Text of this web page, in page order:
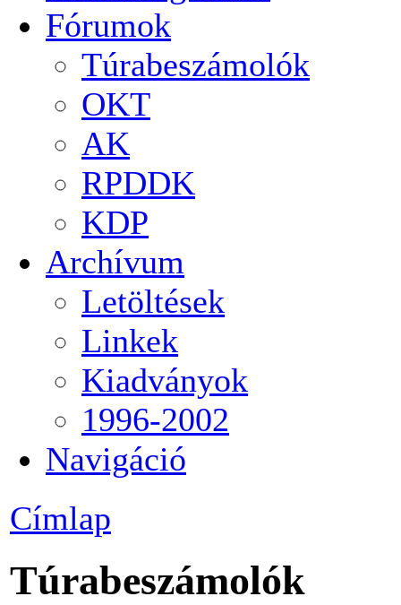
Fórumok
Túrabeszámolók
OKT
AK
RPDDK
KDP
Archívum
Letöltések
Linkek
Kiadványok
1996-2002
Navigáció
Címlap
Túrabeszámolók